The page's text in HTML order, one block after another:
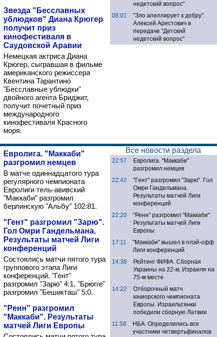
Звезда "Бесславных
ублюдков" Диана Крюгер
получит приз
кинофестиваля в
Саудовской Аравии
Немецкая актриса Диана
Крюгер, сыгравшая в фильме
американского режиссера
Квентина Тарантино
"Бесславные ублюдки"
двойного агента Бриджит,
получит почетный приз
международного
кинофестиваля Красного
моря.
недетский вопрос"
08:01
"Зло апеллирует к добру".
Алексей Арестович в
передаче "Детский
недетский вопрос"
Евролига. "Маккаби"
разгромил немцев
В матче одиннадцатого тура
регулярного чемпионата
Евролиги тель-авивский
"Маккаби" разгромил
берлинскую "Альбу" 102:81.
"Гент" разгромил "Зарю".
Гол Омри Гандельмана.
Результаты матчей Лиги
конференций
Состоялись матчи пятого тура
группового этапа Лиги
конференций. "Гент"
разгромил "Зарю" 4:1. "Брюгге"
разгромил "Бешикташ" 5:0.
"Ренн" разгромил
"Маккаби". Результаты
матчей Лиги Европы
Все новости раздела
22:57
Евролига. "Маккаби"
разгромил немцев
22:42
"Гент" разгромил "Зарю". Гол
Омри Гандельмана.
Результаты матчей Лиги
конференций
22:20
"Ренн" разгромил "Маккаби".
Результаты матчей Лиги
Европы
17:11
"Маккаби" вышел в плэй-офф
Лиги конференций
14:38
Рейтинг ФИФА. Сборная
Украины на 22-м, Израиля на
75-м месте
14:22
Отборочный матч
юниорского чемпионата
Европы. Израильтянки
победили сборную Латвии
11:58
НБА. Определились все
участники четвертьфиналов